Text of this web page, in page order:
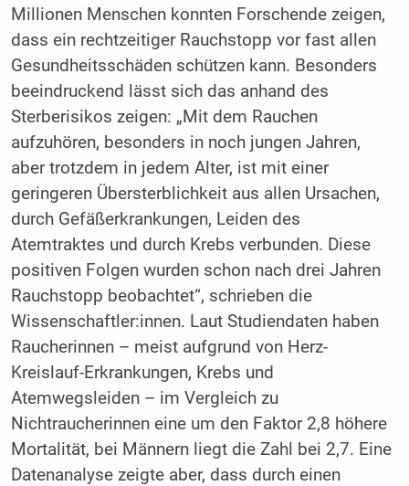
Millionen Menschen konnten Forschende zeigen,
dass ein rechtzeitiger Rauchstopp vor fast allen
Gesundheitsschäden schützen kann. Besonders
beeindruckend lässt sich das anhand des
Sterberisikos zeigen: „Mit dem Rauchen
aufzuhören, besonders in noch jungen Jahren,
aber trotzdem in jedem Alter, ist mit einer
geringeren Übersterblichkeit aus allen Ursachen,
durch Gefäßerkrankungen, Leiden des
Atemtraktes und durch Krebs verbunden. Diese
positiven Folgen wurden schon nach drei Jahren
Rauchstopp beobachtet“, schrieben die
Wissenschaftler:innen. Laut Studiendaten haben
Raucherinnen – meist aufgrund von Herz-
Kreislauf-Erkrankungen, Krebs und
Atemwegsleiden – im Vergleich zu
Nichtraucherinnen eine um den Faktor 2,8 höhere
Mortalität, bei Männern liegt die Zahl bei 2,7. Eine
Datenanalyse zeigte aber, dass durch einen